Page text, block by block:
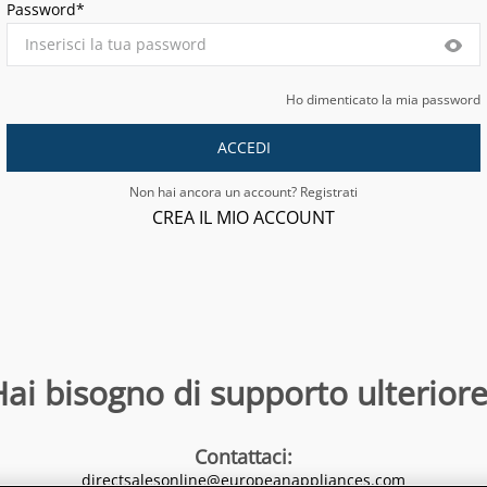
Password*
Ho dimenticato la mia password
ACCEDI
Non hai ancora un account? Registrati
CREA IL MIO ACCOUNT
bisogno di supporto
Contattaci:
directsalesonline@europeanappliances.com